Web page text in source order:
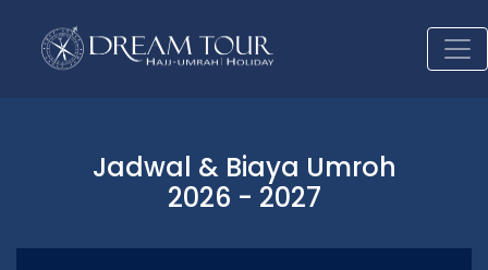
Jadwal & Biaya Umroh
2026 - 2027